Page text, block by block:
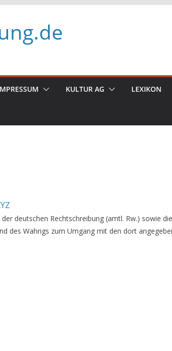
KULTUR AG LEXIKON
YZ
deutschen Rechtschreibung (amtl. Rw.) sowie die
des Wahrigs zum Umgang mit den dort